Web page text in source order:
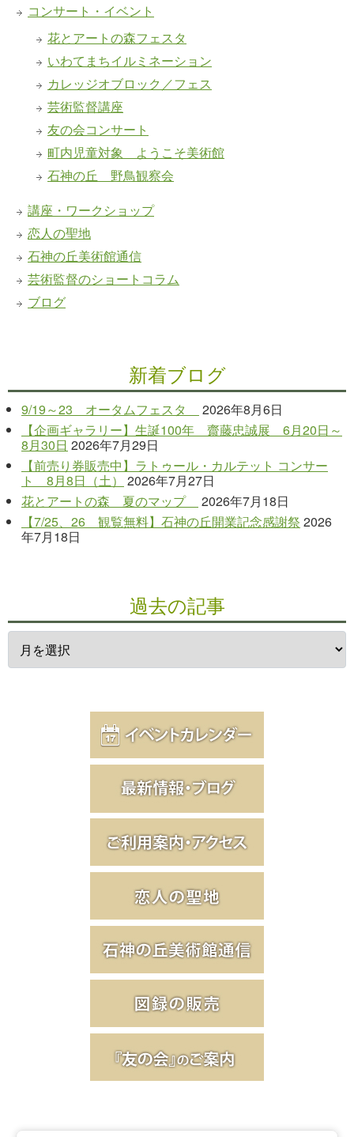
コンサート・イベント
花とアートの森フェスタ
いわてまちイルミネーション
カレッジオブロック／フェス
芸術監督講座
友の会コンサート
町内児童対象 ようこそ美術館
石神の丘 野鳥観察会
講座・ワークショップ
恋人の聖地
石神の丘美術館通信
芸術監督のショートコラム
ブログ
新着ブログ
9/19～23 オータムフェスタ
2026年8月6日
【企画ギャラリー】生誕100年 齋藤忠誠展 6月20日～
8月30日 2026年7月29日
【前売り券販売中】ラトゥール・カルテット コンサー
ト 8月8日（土）
2026年7月27日
花とアートの森 夏のマップ
2026年7月18日
【7/25、26 観覧無料】石神の丘開業記念感謝祭 2026
年7月18日
過去の記事